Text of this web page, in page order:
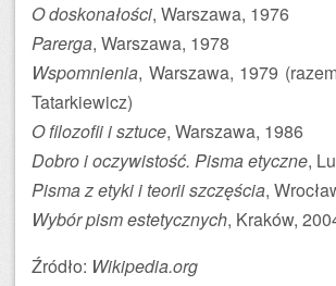
O doskonałości, Warszawa, 1976
Parerga, Warszawa, 1978
Wspomnienia, Warszawa, 1979
Tatarkiewicz)
O filozofii i sztuce, Warszawa, 1986
Dobro i oczywistość. Pisma etyczne,
Pisma z etyki i teorii szczęścia,
Wybór pism estetycznych, Kraków,
Źródło: Wikipedia.org